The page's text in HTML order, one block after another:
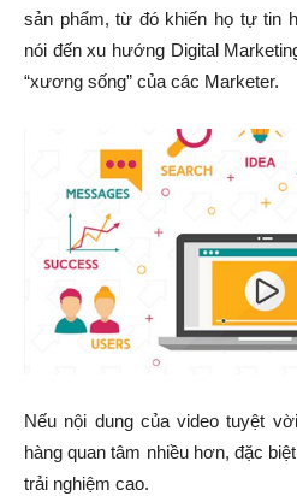
sản phẩm, từ đó khiến họ tự tin
nói đến xu hướng Digital
“xương sống” của các Marketer.
Nếu nội dung của video tuyệt
hàng quan tâm nhiều hơn, đặc
trải nghiệm cao.